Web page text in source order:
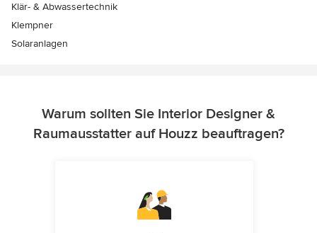
Klär- & Abwassertechnik
Klempner
Solaranlagen
Warum sollten Sie Interior Designer &
Raumausstatter auf Houzz beauftragen?